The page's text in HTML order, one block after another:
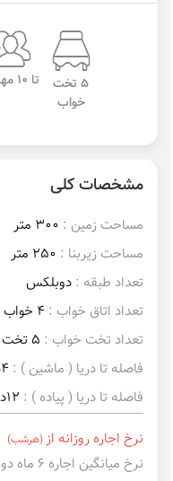
5 تخت
خواب
تا 10 مهمان
مشخصات کلی
مساحت زمین : 300 متر
مساحت زیربنا : 250 متر
تعداد طبقه : دوبلکس
تعداد اتاق خواب : 4 خواب
تعداد تخت خواب : 5 تخت
فاصله تا دریا ( ماشین ) : 4دقیقه
فاصله تا دریا ( پیاده ) : 12دقیقه
نرخ اجاره روزانه از (هرشب)
نرخ میانگین اجاره ۶ ماه دوم سال